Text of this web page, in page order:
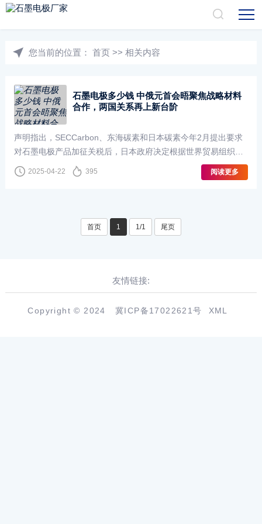
您当前的位置： 首页 >> 相关内容
石墨电极多少钱 中俄元首会晤聚焦战略材料
合作，两国关系再上新台阶
声明指出，SECCarbon、东海碳素和日本碳素今年2月提出要求
对石墨电极产品加征关税后，日本政府决定根据世界贸易组织协
议和国内法律展开调查。除了石墨电极，中俄在特种石墨材料、
特种石墨制品产业也有巨大的贸易以及···
2025-04-22 395 阅读更多
首页 1 1/1 尾页
友情链接:
Copyright © 2024冀ICP备17022621号 XML